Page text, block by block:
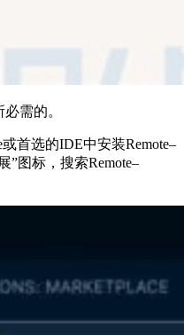
需的。
首选的IDE中安装Remote–
”图标，搜索Remote–